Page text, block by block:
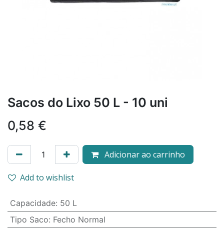
Sacos do Lixo 50 L - 10 uni
0,58 €
Adicionar ao carrinho
Add to wishlist
Capacidade: 50 L
Tipo Saco: Fecho Normal